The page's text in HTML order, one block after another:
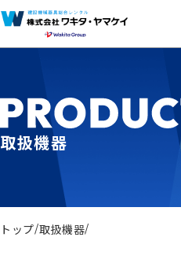
取扱機器
トップ 取扱機器